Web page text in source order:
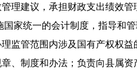
建议，承担财政支出绩效管
统一的会计制度，指导和管
管范围内涉及国有产权权益
制度和办法；负责向县属资